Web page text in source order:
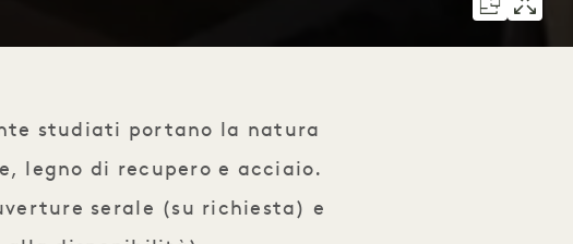
studiati portano la natura
legno di recupero e acciaio.
serale (su richiesta) e